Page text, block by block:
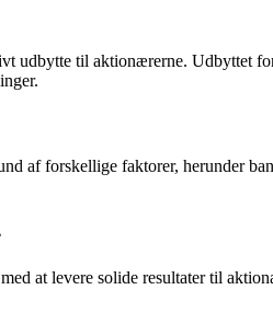
udbytte til aktionærerne. Udbyttet
af forskellige faktorer, herunder
at levere solide resultater til